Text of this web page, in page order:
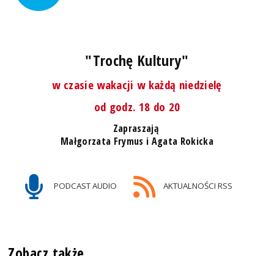
"Trochę Kultury"
w czasie wakacji w każdą niedzielę
od godz. 18 do 20
Zapraszają
Małgorzata Frymus i Agata Rokicka
PODCAST AUDIO AKTUALNOŚCI RSS